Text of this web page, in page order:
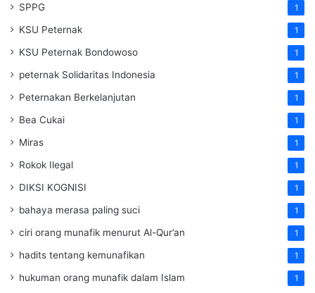
SPPG 1
KSU Peternak 1
KSU Peternak Bondowoso 1
peternak Solidaritas Indonesia 1
Peternakan Berkelanjutan 1
Bea Cukai 1
Miras 1
Rokok Ilegal 1
DIKSI KOGNISI 1
bahaya merasa paling suci 1
ciri orang munafik menurut Al-Qur’an 1
hadits tentang kemunafikan 1
hukuman orang munafik dalam Islam 1